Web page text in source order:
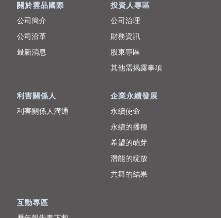
關於雲品國際
公司簡介
公司沿革
最新消息
投資人專區
公司治理
財務資訊
股東專區
其他需揭露事項
利害關係人
利害關係人溝通
企業永續發展
永續使命
永續的播種
希望的萌芽
潛能的綻放
共舞的結果
互動專區